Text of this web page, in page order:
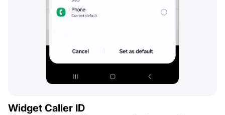
Widget Caller ID